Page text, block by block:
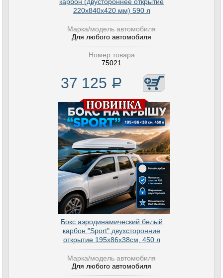
220х840х420 мм) 590 л
Марка/модель автомобиля
Для любого автомобиля
Номер товара
75021
37 125 Р
Бокс аэродинамический белый
карбон "Sport" двухсторонние
открытие 195х86х38см, 450 л
Марка/модель автомобиля
Для любого автомобиля